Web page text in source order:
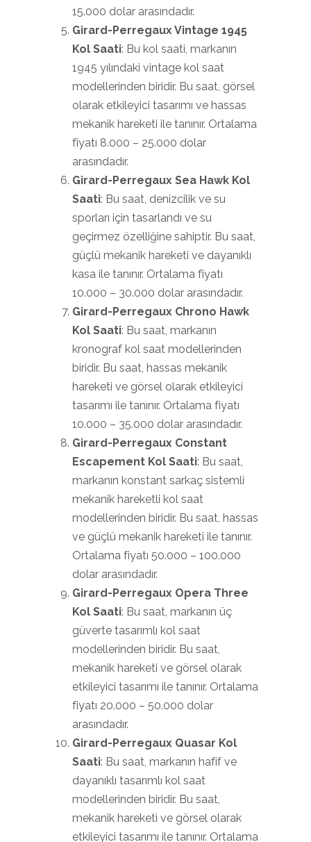
15.000 dolar arasındadır.
Girard-Perregaux Vintage 1945
Kol Saati: Bu kol saati, markanın
1945 yılındaki vintage kol saat
modellerinden biridir. Bu saat, görsel
olarak etkileyici tasarımı ve hassas
mekanik hareketi ile tanınır. Ortalama
fiyatı 8.000 – 25.000 dolar
arasındadır.
Girard-Perregaux Sea Hawk Kol
Saati: Bu saat, denizcilik ve su
sporları için tasarlandı ve su
geçirmez özelliğine sahiptir. Bu saat,
güçlü mekanik hareketi ve dayanıklı
kasa ile tanınır. Ortalama fiyatı
10.000 – 30.000 dolar arasındadır.
Girard-Perregaux Chrono Hawk
Kol Saati: Bu saat, markanın
kronograf kol saat modellerinden
biridir. Bu saat, hassas mekanik
hareketi ve görsel olarak etkileyici
tasarımı ile tanınır. Ortalama fiyatı
10.000 – 35.000 dolar arasındadır.
Girard-Perregaux Constant
Escapement Kol Saati: Bu saat,
markanın konstant sarkaç sistemli
mekanik hareketli kol saat
modellerinden biridir. Bu saat, hassas
ve güçlü mekanik hareketi ile tanınır.
Ortalama fiyatı 50.000 – 100.000
dolar arasındadır.
Girard-Perregaux Opera Three
Kol Saati: Bu saat, markanın üç
güverte tasarımlı kol saat
modellerinden biridir. Bu saat,
mekanik hareketi ve görsel olarak
etkileyici tasarımı ile tanınır. Ortalama
fiyatı 20.000 – 50.000 dolar
arasındadır.
Girard-Perregaux Quasar Kol
Saati: Bu saat, markanın hafif ve
dayanıklı tasarımlı kol saat
modellerinden biridir. Bu saat,
mekanik hareketi ve görsel olarak
etkileyici tasarımı ile tanınır. Ortalama